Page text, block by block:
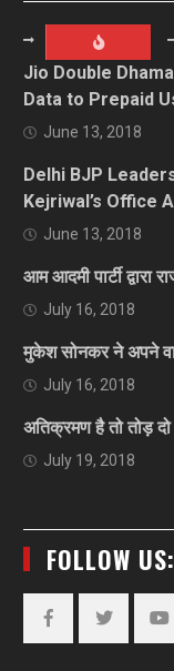
Jio Double
Data to Prepaid
June 13, 2018
Delhi BJP
Kejriwal’s Office
June 13, 2018
आम आदमी पार्टी द्वारा
July 16, 2018
मुकेश सोनकर ने अपने
July 16, 2018
अतिक्रमण है तो तोड़
July 19, 2018
FOLLOW US: